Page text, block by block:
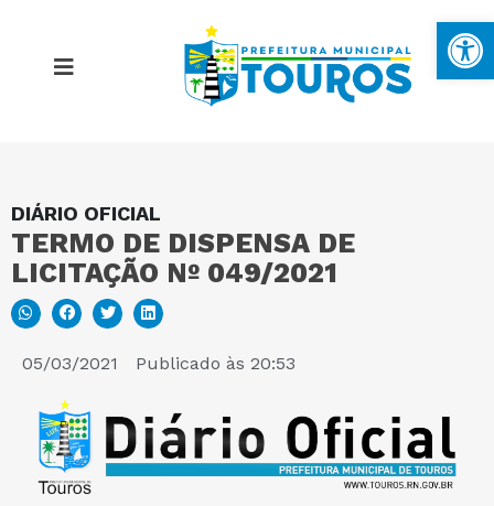
DIÁRIO OFICIAL
TERMO DE DISPENSA DE
LICITAÇÃO Nº 049/2021
05/03/2021 Publicado às 20:53
MAPA DO SITE
PORTAL DA TRANSPARÊNCIA
E-SIC
PERGUNTAS FREQUENTES